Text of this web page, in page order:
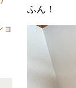
ふん！
ョ